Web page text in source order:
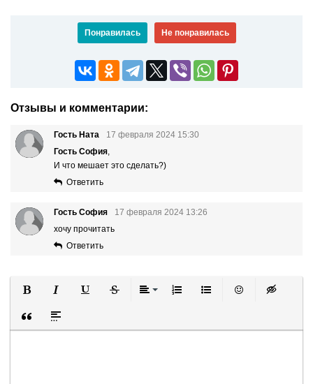
Понравилась Не понравилась
Отзывы и комментарии:
Гость Ната
17 февраля 2024 15:30
Гость София,
И что мешает это сделать?)
Ответить
Гость София
17 февраля 2024 13:26
хочу прочитать
Ответить
Вставка цитаты
Вставка спойлера